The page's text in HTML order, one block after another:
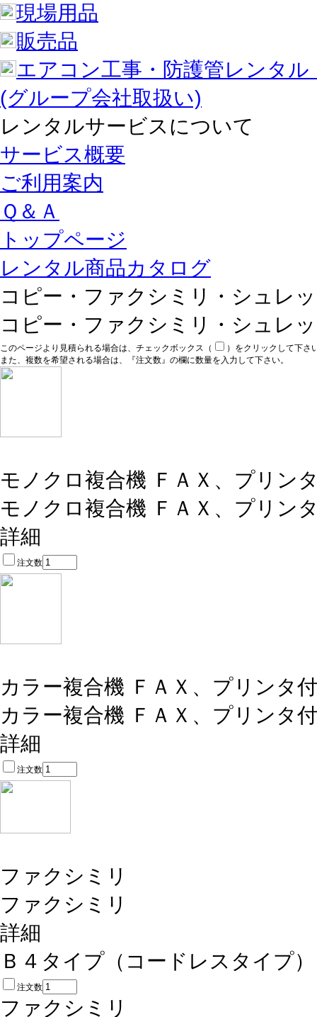
現場用品
販売品
エアコン工事・防護管レンタル
(グループ会社取扱い)
レンタルサービスについて
サービス概要
ご利用案内
Ｑ＆Ａ
トップページ
レンタル商品カタログ
コピー・ファクシミリ・シュレ
コピー・ファクシミリ・シュレ
このページより見積られる場合は、チェックボックス（
）をクリックして下さ
また、複数を希望される場合は、『注文数』の欄に数量を入力して下さい。
モノクロ複合機 ＦＡＸ、プリン
モノクロ複合機 ＦＡＸ、プリン
詳細
注文数
カラー複合機 ＦＡＸ、プリンタ
カラー複合機 ＦＡＸ、プリンタ
詳細
注文数
ファクシミリ
ファクシミリ
詳細
Ｂ４タイプ（コードレスタイプ）
注文数
ファクシミリ